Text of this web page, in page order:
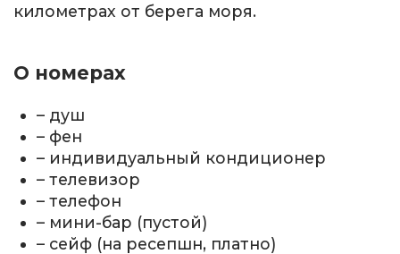
километрах от берега моря.
О номерах
– душ
– фен
– индивидуальный кондиционер
– телевизор
– телефон
– мини-бар (пустой)
– сейф (на ресепшн, платно)